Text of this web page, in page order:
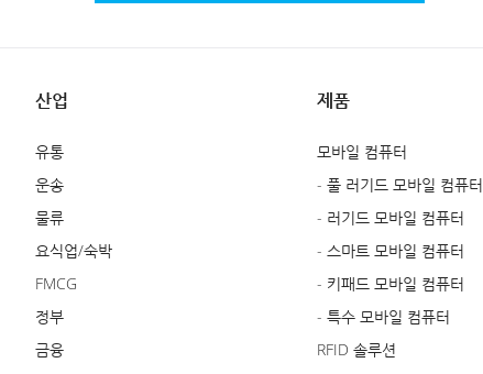
산업
유통
운송
물류
요식업/숙박
FMCG
정부
금융
제품
모바일 컴퓨터
- 풀 러기드 모바일 컴퓨터
- 러기드 모바일 컴퓨터
- 스마트 모바일 컴퓨터
- 키패드 모바일 컴퓨터
- 특수 모바일 컴퓨터
RFID 솔루션